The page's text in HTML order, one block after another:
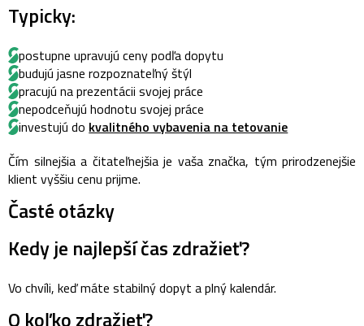
Typicky:
postupne upravujú ceny podľa dopytu
budujú jasne rozpoznateľný štýl
pracujú na prezentácii svojej práce
nepodceňujú hodnotu svojej práce
investujú do kvalitného vybavenia na tetovanie
Čím silnejšia a čitateľnejšia je vaša značka, tým prirodzenejšie
klient vyššiu cenu prijme.
Časté otázky
Kedy je najlepší čas zdražieť?
Vo chvíli, keď máte stabilný dopyt a plný kalendár.
O koľko zdražieť?